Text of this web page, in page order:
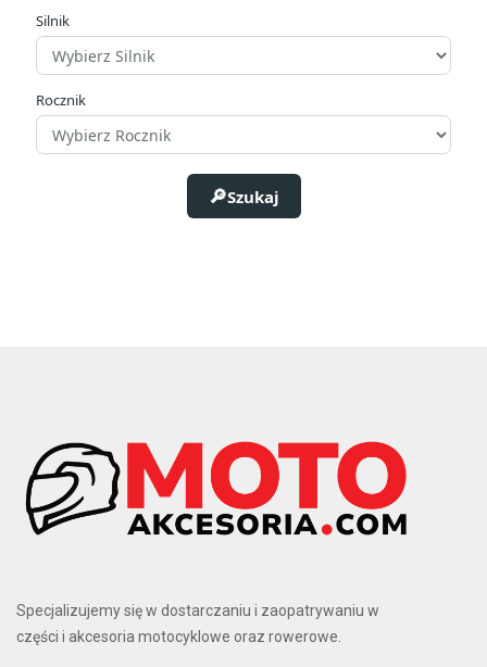
Silnik
Rocznik
Szukaj
Specjalizujemy się w dostarczaniu i zaopatrywaniu w
części i akcesoria motocyklowe oraz rowerowe.